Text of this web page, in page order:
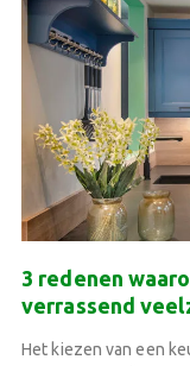
3 redenen
verrassend
Het kiezen van een